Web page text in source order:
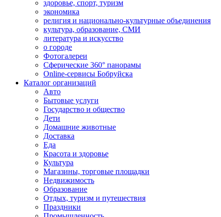
здоровье, спорт, туризм
экономика
религия и национально-культурные объединения
культура, образование, СМИ
литература и искусство
о городе
Фотогалереи
Сферические 360° панорамы
Online-сервисы Бобруйска
Каталог организаций
Авто
Бытовые услуги
Государство и общество
Дети
Домашние животные
Доставка
Еда
Красота и здоровье
Культура
Магазины, торговые площадки
Недвижимость
Образование
Отдых, туризм и путешествия
Праздники